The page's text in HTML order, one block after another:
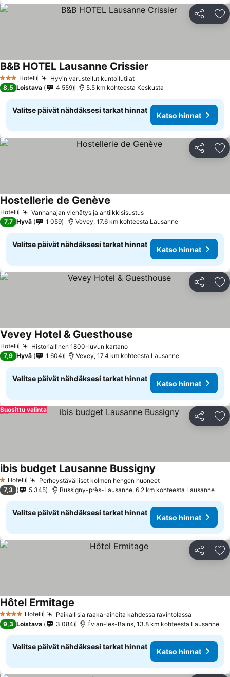
Jaa
3 Tähtiluokitus
Hotelli Hyvin varustellut kuntoilutilatKatso hinnat
B&B HOTEL Lausanne Crissier
8,5 Loistava 4 559 5.5 km kohteesta Keskusta
Valitse päivät nähdäksesi tarkat hinnat
Katso hinnat
Jaa
Hotelli Vanhanajan viehätys ja antiikkisisustusKatso hinnat
Hostellerie de Genève
7,7 Hyvä 1 059 Vevey, 17.6 km kohteesta Lausanne
Valitse päivät nähdäksesi tarkat hinnat
Katso hinnat
Jaa
Hotelli Historiallinen 1800-luvun kartanoKatso hinnat
Vevey Hotel & Guesthouse
7,9 Hyvä 1 604 Vevey, 17.4 km kohteesta Lausanne
Valitse päivät nähdäksesi tarkat hinnat
Katso hinnat
Jaa
Suosittu valinta
1 Tähtiluokitus
Hotelli Perheystävälliset kolmen hengen huoneetKatso hinnat
ibis budget Lausanne Bussigny
7,3 5 345 Bussigny-près-Lausanne, 6.2 km kohteesta Lausanne
Valitse päivät nähdäksesi tarkat hinnat
Katso hinnat
Jaa
4 Tähtiluokitus
Hotelli Paikallisia raaka-aineita kahdessa ravintolassa
Hôtel Ermitage
9,3 Loistava 3 084 Évian-les-Bains, 13.8 km kohteesta Lausanne
Valitse päivät nähdäksesi tarkat hinnat
Katso hinnat